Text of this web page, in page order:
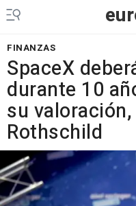
FINANZAS
SpaceX
durante 10
su
Rothschild